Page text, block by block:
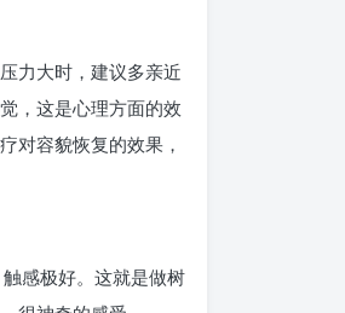
力大时，建议多亲近
，这是心理方面的效
对容貌恢复的效果，
感极好。这就是做树